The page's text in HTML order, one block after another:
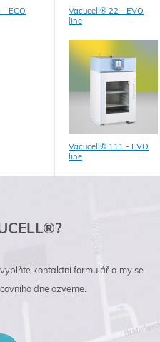
ECO
Vacucell® 22 - EVO
line
Vacucell® 111 - EVO
line
kontaktníformulář a my se
dneozveme.